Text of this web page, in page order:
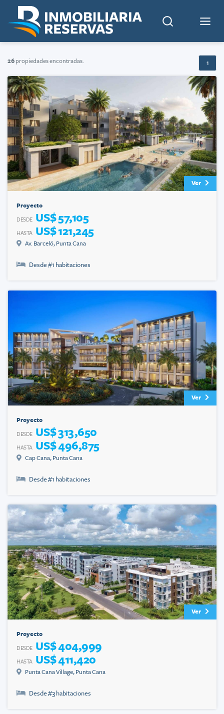
26 propiedades encontradas. 1
Ver
Proyecto
DESDE US$ 57,105
HASTA US$ 121,245
Av. Barceló, Punta Cana
Desde #1 habitaciones
Ver
Proyecto
DESDE US$ 313,650
HASTA US$ 496,875
Cap Cana, Punta Cana
Desde #1 habitaciones
Ver
Proyecto
DESDE US$ 404,999
HASTA US$ 411,420
Punta Cana Village, Punta Cana
Desde #3 habitaciones